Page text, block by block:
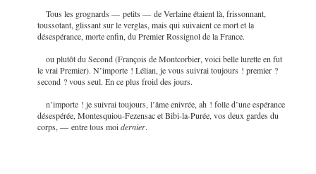
Tous les grognards — petits — de Verlaine étaient là, frissonnant,
toussotant, glissant sur le verglas, mais qui suivaient ce mort et la
désespérance, morte enfin, du Premier Rossignol de la France.
ou plutôt du Second (François de Montcorbier, voici belle lurette en fut
le vrai Premier). N’importe ! Lélian, je vous suivrai toujours ! premier ?
second ? vous seul. En ce plus froid des jours.
n’importe ! je suivrai toujours, l’âme enivrée, ah ! folle d’une espérance
désespérée, Montesquiou-Fezensac et Bibi-la-Purée, vos deux gardes du
corps, — entre tous moidernier.